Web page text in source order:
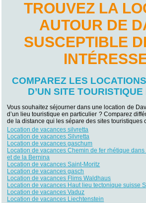
TROUVEZ LA
AUTOUR DE
SUSCEPTIBLE
COMPAREZ LES
D’UN SITE
Vous souhaitez séjourner dans une location de
d’un lieu touristique en particulier ? Comparez
de la distance qui les sépare des sites touristiques
Location de vacances silvretta
Location de vacances Silvretta
Location de vacances gaschum
Location de vacances Chemin de fer rhétique
et de la Bernina
Location de vacances Saint-Moritz
Location de vacances gasch
Location de vacances Flims Waldhaus
Location de vacances Haut lieu tectonique suisse
Location de vacances Vaduz
Location de vacances Liechtenstein